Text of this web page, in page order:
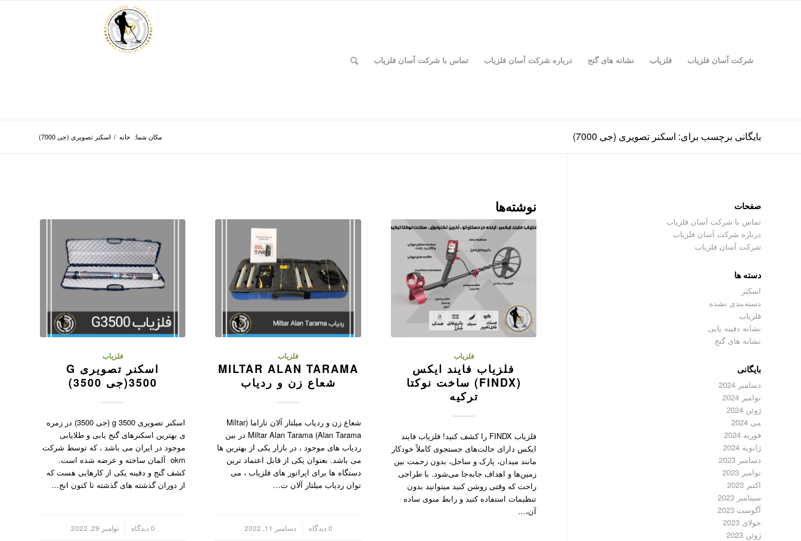
شرکت آسان فلزیاب فلزیاب نشانه های گنج درباره شرکت آسان فلزیاب تماس با شرکت آسان فلزیاب
بایگانی برچسب برای: اسکنر تصویری (جی 7000) مکان شما: خانه / اسکنر تصویری (جی 7000)
نوشته‌ها
فلزیاب
فلزیاب فایند ایکس
(FINDX) ساخت نوکتا
ترکیه
فلزیاب FINDX را کشف کنید! فلزیاب فایند
ایکس دارای حالت‌های جستجوی کاملاً خودکار
مانند میدان، پارک و ساحل، بدون زحمت بین
زمین‌ها و اهداف جابه‌جا می‌شود. با طراحی
راحت که وقتی روشن کنید میتوانید بدون
تنظیمات استفاده کنید و رابط منوی ساده
آن،…
فلزیاب
MILTAR ALAN TARAMA
شعاع زن و ردیاب
شعاع زن و ردیاب میلتار آلان تاراما (Miltar
Alan Tarama) Miltar Alan Tarama در بین
ردیاب های موجود ، در بازار یکی از بهترین ها
می باشد. بعنوان یکی از قابل اعتماد ترین
دستگاه ها برای اپراتور های فلزیاب ، می
توان ردیاب میلتار آلان ت…
0 دیدگاه دسامبر 11, 2022
فلزیاب
اسکنر تصویری G
3500(جی 3500)
اسکنر تصویری g 3500 (جی 3500) در زمره
ی بهترین اسکنرهای گنج یابی و طلایابی
موجود در ایران می باشد ، که توسط شرکت
okm آلمان ساخته و عرضه شده است.
کشف گنج و دفینه یکی از کارهایی هست که
از دوران گذشته های گذشته تا کنون انج…
0 دیدگاه نوامبر 29, 2022
صفحات
تماس با شرکت آسان فلزیاب
درباره شرکت آسان فلزیاب
شرکت آسان فلزیاب
دسته ها
اسکنر
دسته‌بندی نشده
فلزیاب
نشانه دفینه یابی
نشانه های گنج
بایگانی
دسامبر 2024
نوامبر 2024
ژوئن 2024
می 2024
فوریه 2024
ژانویه 2024
دسامبر 2023
نوامبر 2023
اکتبر 2023
سپتامبر 2023
آگوست 2023
جولای 2023
ژوئن 2023